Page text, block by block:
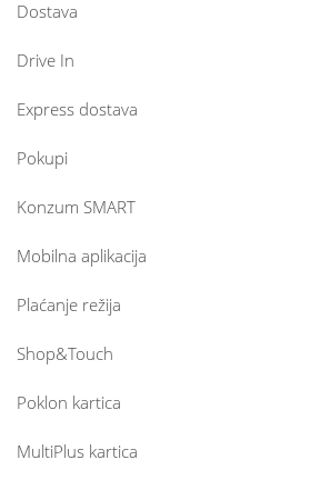
Dostava
Drive In
Express dostava
Pokupi
Konzum SMART
Mobilna aplikacija
Plaćanje režija
Shop&Touch
Poklon kartica
MultiPlus kartica